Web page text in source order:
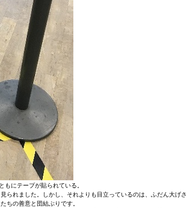
にテープが貼られている。
られました。しかし、それよりも目立っているのは、ふだん大げさ
ちの善意と団結ぶりです。